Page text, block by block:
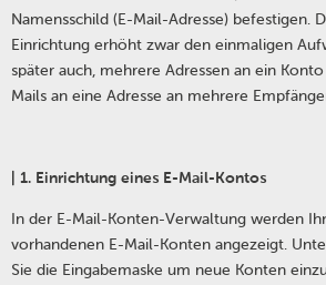
Namensschild (E-Mail-Adresse) befestigen.
Einrichtung erhöht zwar den einmaligen
später auch, mehrere Adressen an ein
Mails an eine Adresse an mehrere
| 1. Einrichtung eines E-Mail-Kontos
In der E-Mail-Konten-Verwaltung werden
vorhandenen E-Mail-Konten angezeigt.
Sie die Eingabemaske um neue Konten